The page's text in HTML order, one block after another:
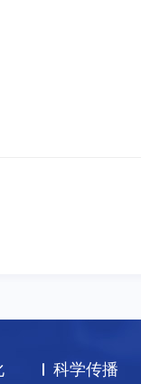
科学传播